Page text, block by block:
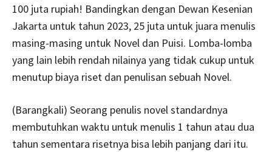
100 juta rupiah! Bandingkan dengan Dewan Kesenian
Jakarta untuk tahun 2023, 25 juta untuk juara menulis
masing-masing untuk Novel dan Puisi. Lomba-lomba
yang lain lebih rendah nilainya yang tidak cukup untuk
menutup biaya riset dan penulisan sebuah Novel.
(Barangkali) Seorang penulis novel standardnya
membutuhkan waktu untuk menulis 1 tahun atau dua
tahun sementara risetnya bisa lebih panjang dari itu.